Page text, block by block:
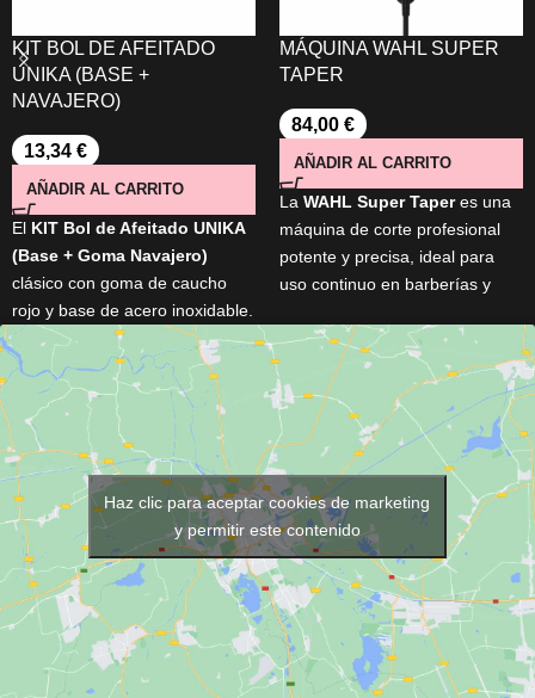
KIT BOL DE AFEITADO
UNIKA (BASE +
NAVAJERO)
13,34 €
AÑADIR AL CARRITO
El KIT Bol de Afeitado UNIKA
(Base + Goma Navajero)
clásico con goma de caucho
rojo y base de acero inoxidable.
Ideal para eliminar restos de la
navaja sin dañar el filo. Diseño
vintage recuperado de
barberías tradicionales. Ligero,
resistente, y con medidas
prácticas: 120 mm de base, 80
mm de goma, 50 mm de alto.
MÁQUINA WAHL SUPER
TAPER
84,00 €
AÑADIR AL CARRITO
La WAHL Super Taperes una
máquina de corte profesional
potente y precisa, ideal para
uso continuo en barberías y
V5000 de alto rendimiento
cuchillas cromadas ajustables,
ofrece un corte uniforme y
duradero. Incluye 4 peines guía
y accesorios esenciales.
Haz clic para aceptar cookies de marketing
y permitir este contenido